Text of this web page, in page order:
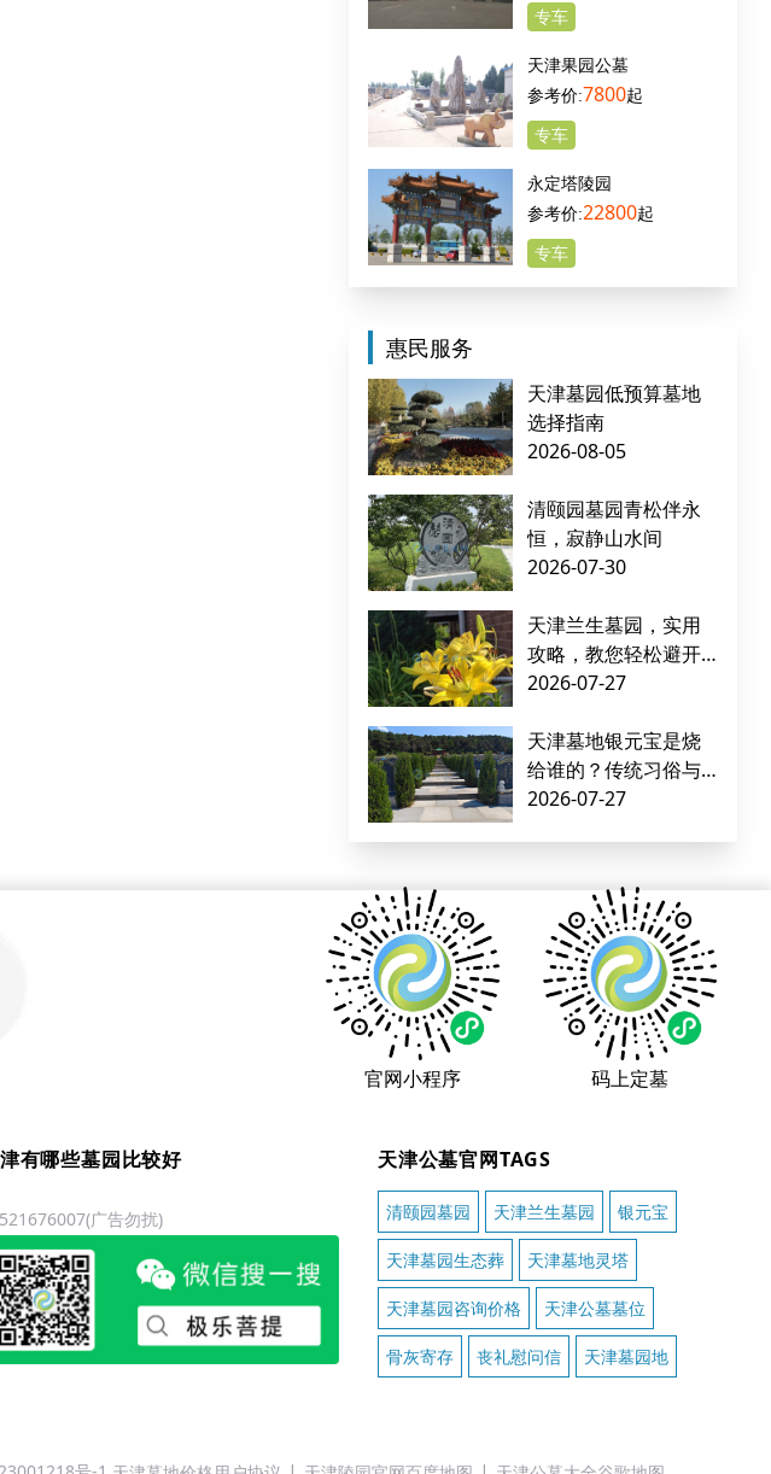
专车
天津果园公墓
7800起
专车
永定塔陵园
22800起
专车
惠民服务
天津墓园低预算墓地
选择指南
2026-08-05
清颐园墓园青松伴永
恒，寂静山水间
2026-07-30
天津兰生墓园，实用
攻略，教您轻松避开
墓地购买难题
2026-07-27
天津墓地银元宝是烧
给谁的？传统习俗与
文化解读
2026-07-27
官网小程序 码上定墓
有哪些墓园比较好
广告勿扰)
天津公墓官网TAGS
清颐园墓园 天津兰生墓园 银元宝
天津墓园生态葬 天津墓地灵塔
天津墓园咨询价格 天津公墓墓位
骨灰寄存 丧礼慰问信 天津墓园地